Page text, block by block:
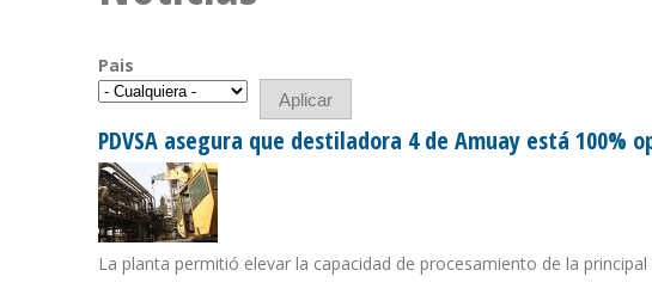
Pais
PDVSA asegura que destiladora 4 de Amuay está 100%
La planta permitió elevar la capacidad de procesamiento de la